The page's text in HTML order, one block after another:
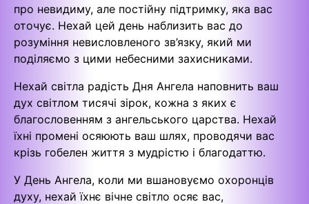
про невидиму, але постійну підтримку, яка вас
оточує. Нехай цей день наблизить вас до
розуміння невисловленого зв’язку, який ми
поділяємо з цими небесними захисниками.
Нехай світла радість Дня Ангела наповнить ваш
дух світлом тисячі зірок, кожна з яких є
благословенням з ангельського царства. Нехай
їхні промені осяюють ваш шлях, проводячи вас
крізь гобелен життя з мудрістю і благодаттю.
У День Ангела, коли ми вшановуємо охоронців
духу, нехай їхнє вічне світло осяє вас,